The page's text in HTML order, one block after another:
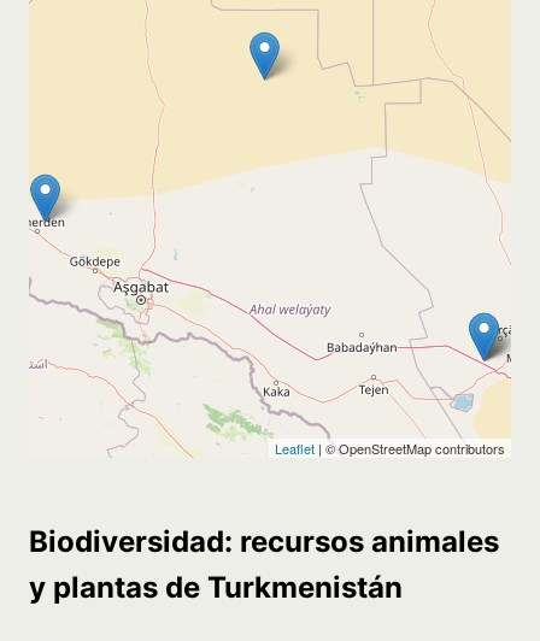
Biodiversidad: recursos animales
y plantas de Turkmenistán